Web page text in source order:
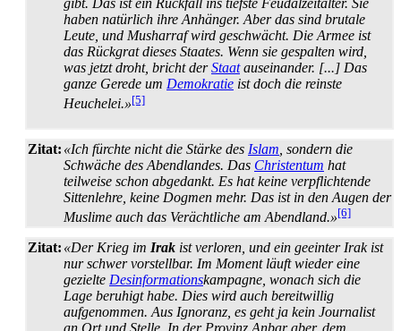
gibt. Das ist ein Rückfall ins tiefste Feudal­zeitalter. Sie
haben natürlich ihre Anhänger. Aber das sind brutale
Leute, und Musharraf wird geschwächt. Die Armee ist
das Rückgrat dieses Staates. Wenn sie gespalten wird,
was jetzt droht, bricht derStaatauseinander. [...] Das
ganze Gerede um Demokratie ist doch die reinste
Heuchelei.»[5]
Zitat: «Ich fürchte nicht die Stärke des Islam , sondern die
Schwäche des Abendlandes. Das Christentum hat
teilweise schon abgedankt. Es hat keine verpflichtende
Sittenlehre, keine Dogmen mehr. Das ist in den Augen der
Muslime auch das Verächtliche am Abendland.»[6]
Zitat: «Der Krieg im Irak ist verloren, und ein geeinter Irak ist
nur schwer vorstellbar. Im Moment läuft wieder eine
gezielte Desinformations­kampagne, wonach sich die
Lage beruhigt habe. Dies wird auch bereit­willig
aufgenommen. Aus Ignoranz, es geht ja kein Journalist
an Ort und Stelle. In der Provinz Anbar aber, dem